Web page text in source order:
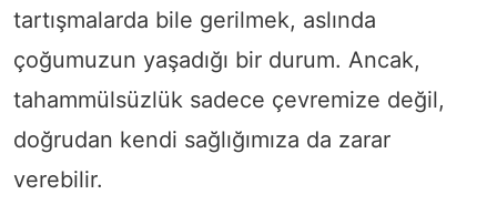
tartışmalarda bile gerilmek, aslında
çoğumuzun yaşadığı bir durum. Ancak,
tahammülsüzlük sadece çevremize değil,
doğrudan kendi sağlığımıza da zarar
verebilir.